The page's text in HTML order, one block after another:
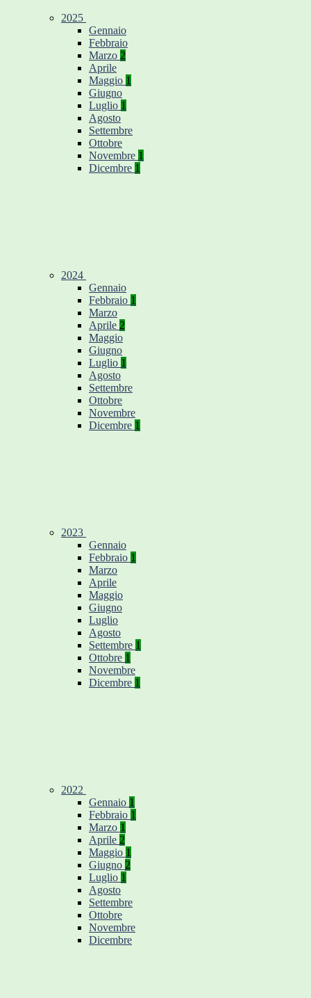
2025
Gennaio
Febbraio
Marzo 2
Aprile
Maggio 1
Giugno
Luglio 1
Agosto
Settembre
Ottobre
Novembre 1
Dicembre 1
2024
Gennaio
Febbraio 1
Marzo
Aprile 2
Maggio
Giugno
Luglio 1
Agosto
Settembre
Ottobre
Novembre
Dicembre 1
2023
Gennaio
Febbraio 1
Marzo
Aprile
Maggio
Giugno
Luglio
Agosto
Settembre 1
Ottobre 1
Novembre
Dicembre 1
2022
Gennaio 1
Febbraio 1
Marzo 1
Aprile 2
Maggio 1
Giugno 2
Luglio 1
Agosto
Settembre
Ottobre
Novembre
Dicembre